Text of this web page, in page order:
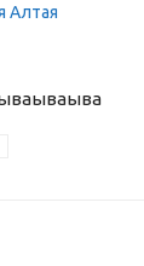
Алтая